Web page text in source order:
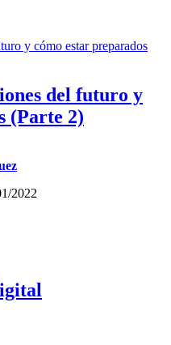
del futuro y
(Parte 2)
2022